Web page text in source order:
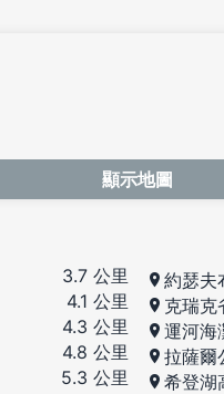
顯示地圖
3.7 公里
4.1 公里
4.3 公里
4.8 公里
5.3 公里
約瑟夫
克瑞克
運河海
拉薩爾
希登湖